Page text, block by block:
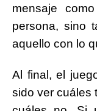
mensaje
persona, sino
aquello con lo
Al final, el
sido ver cuáles